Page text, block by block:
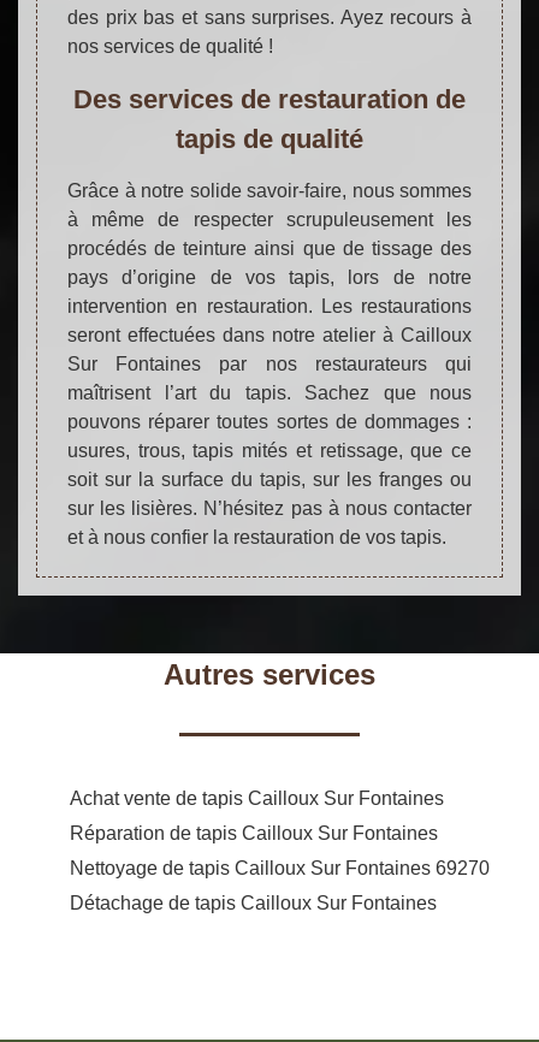
des prix bas et sans surprises. Ayez recours à
nos services de qualité !
Des services de restauration de
tapis de qualité
Grâce à notre solide savoir-faire, nous sommes
à même de respecter scrupuleusement les
procédés de teinture ainsi que de tissage des
pays d’origine de vos tapis, lors de notre
intervention en restauration. Les restaurations
seront effectuées dans notre atelier à Cailloux
Sur Fontaines par nos restaurateurs qui
maîtrisent l’art du tapis. Sachez que nous
pouvons réparer toutes sortes de dommages :
usures, trous, tapis mités et retissage, que ce
soit sur la surface du tapis, sur les franges ou
sur les lisières. N’hésitez pas à nous contacter
et à nous confier la restauration de vos tapis.
Autres services
Achat vente de tapis Cailloux Sur Fontaines
Réparation de tapis Cailloux Sur Fontaines
Nettoyage de tapis Cailloux Sur Fontaines 69270
Détachage de tapis Cailloux Sur Fontaines